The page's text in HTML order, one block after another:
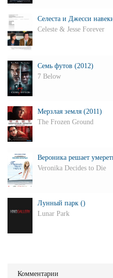
Селеста и Джесси
Celeste & Jesse Forever
Семь футов (2012)
7 Below
Мерзлая земля (2011)
The Frozen Ground
Вероника решает
Veronika Decides to Die
Лунный парк ()
Lunar Park
Комментарии